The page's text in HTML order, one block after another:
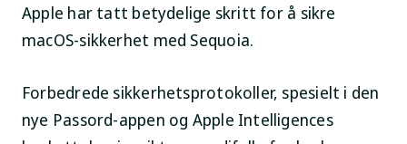
Apple har tatt betydelige skritt for å sikre
macOS-sikkerhet med Sequoia.
Forbedrede sikkerhetsprotokoller, spesielt i den
nye Passord-appen og Apple Intelligences